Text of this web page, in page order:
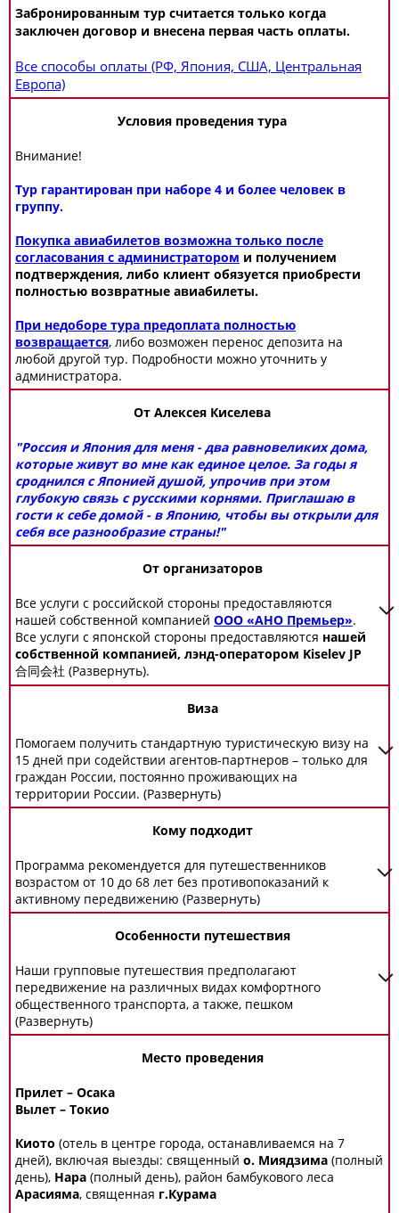
Забронированным тур считается только когда
заключен договор и внесена первая часть оплаты.
Все способы оплаты (РФ, Япония, США, Центральная
Европа)
Условия проведения тура
Внимание!
Тур гарантирован при наборе 4 и более человек в
группу.
Покупка авиабилетов возможна только после
согласования с администратором и получением
подтверждения, либо клиент обязуется приобрести
полностью возвратные авиабилеты.
При недоборе тура предоплата полностью
возвращается, либо возможен перенос депозита на
любой другой тур. Подробности можно уточнить у
администратора.
От Алексея Киселева
"Россия и Япония для меня - два равновеликих дома,
которые живут во мне как единое целое. За годы я
сроднился с Японией душой, упрочив при этом
глубокую связь с русскими корнями. Приглашаю в
гости к себе домой - в Японию, чтобы вы открыли для
себя все разнообразие страны!"
От организаторов
Все услуги с российской стороны предоставляются
нашей собственной компанией ООО «АНО Премьер».
Все услуги с японской стороны предоставляются нашей
собственной компанией, лэнд-оператором Kiselev JP
合同会社 (Развернуть).
Виза
Помогаем получить стандартную туристическую визу на
15 дней при содействии агентов-партнеров – только для
граждан России, постоянно проживающих на
территории России. (Развернуть)
Кому подходит
Программа рекомендуется для путешественников
возрастом от 10 до 68 лет без противопоказаний к
активному передвижению (Развернуть)
Особенности путешествия
Наши групповые путешествия предполагают
передвижение на различных видах комфортного
общественного транспорта, а также, пешком
(Развернуть)
Место проведения
Прилет – Осака
Вылет – Токио
Киото (отель в центре города, останавливаемся на 7
дней), включая выезды: священный о. Миядзима (полный
день), Нара (полный день), район бамбукового леса
Арасияма, священная г.Курама